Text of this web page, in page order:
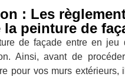
: Les
peinture de
de façade entre en jeu
Ainsi, avant de
pour vos murs extérieurs,